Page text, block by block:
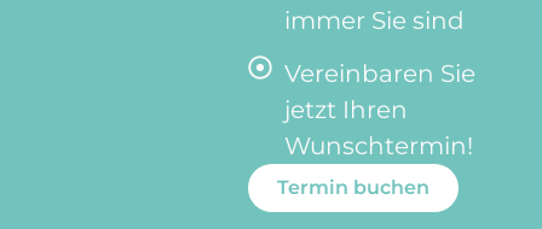
immer Sie sind
Vereinbaren Sie
jetzt Ihren
Wunschtermin!
Termin buchen